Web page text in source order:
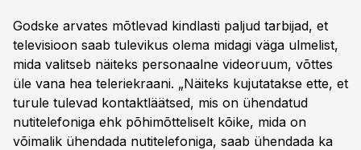
Godske arvates mõtlevad kindlasti paljud tarbijad, et
televisioon saab tulevikus olema midagi väga ulmelist,
mida valitseb näiteks personaalne videoruum, võttes
üle vana hea teleriekraani. „Näiteks kujutatakse ette, et
turule tulevad kontaktläätsed, mis on ühendatud
nutitelefoniga ehk põhimõtteliselt kõike, mida on
võimalik ühendada nutitelefoniga, saab ühendada ka